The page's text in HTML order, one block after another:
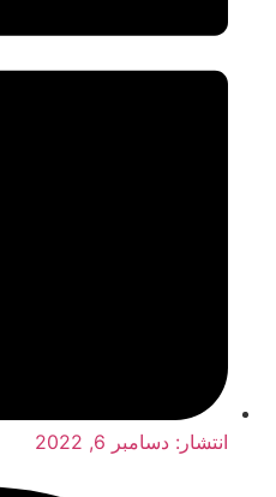
انتشار: دسامبر 6, 2022